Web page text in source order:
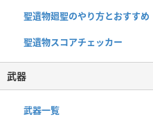
聖遺物廻聖のやり方とおすすめ
聖遺物スコアチェッカー
武器
武器一覧